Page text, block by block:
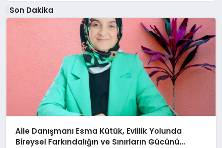
Son Dakika
Aile Danışmanı Esma Kütük, Evlilik Yolunda
Bireysel Farkındalığın ve Sınırların Gücünü